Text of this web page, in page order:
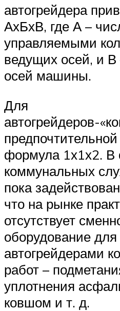
автогрейдера
АхБхВ, где А –
управляемыми
ведущих осей, и
осей машины.
Для
автогрейдеров-
предпочтительной
формула 1х1х2. В
коммунальных
пока
что на рынке
отсутствует
оборудование
автогрейдерами
работ –
уплотнения
ковшом и т. д.